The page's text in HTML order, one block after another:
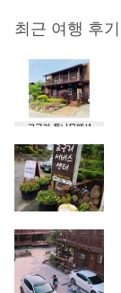
최근 여행 후기